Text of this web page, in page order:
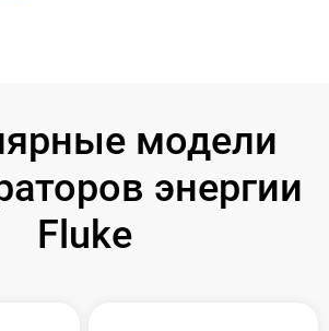
модели
энергии
Fluke